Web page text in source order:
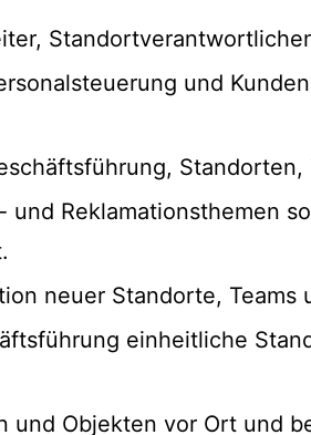
und
Standorten,
und Reklamationsthemen
neuer Standorte, Teams
einheitliche
und Objekten vor Ort und